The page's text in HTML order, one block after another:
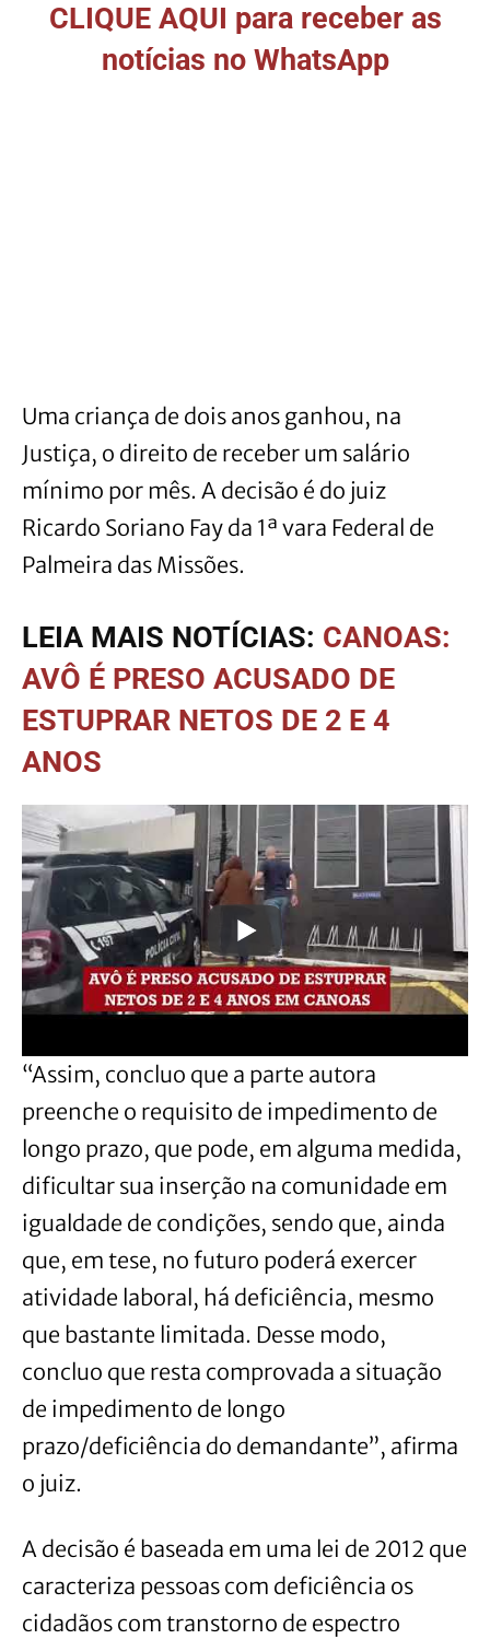
CLIQUE AQUI para receber as
notícias no WhatsApp
Uma criança de dois anos ganhou, na
Justiça, o direito de receber um salário
mínimo por mês. A decisão é do juiz
Ricardo Soriano Fay da 1ª vara Federal de
Palmeira das Missões.
LEIA MAIS NOTÍCIAS: CANOAS:
AVÔ É PRESO ACUSADO DE
ESTUPRAR NETOS DE 2 E 4
ANOS
“Assim, concluo que a parte autora
preenche o requisito de impedimento de
longo prazo, que pode, em alguma medida,
dificultar sua inserção na comunidade em
igualdade de condições, sendo que, ainda
que, em tese, no futuro poderá exercer
atividade laboral, há deficiência, mesmo
que bastante limitada. Desse modo,
concluo que resta comprovada a situação
de impedimento de longo
prazo/deficiência do demandante”, afirma
o juiz.
A decisão é baseada em uma lei de 2012 que
caracteriza pessoas com deficiência os
cidadãos com transtorno de espectro